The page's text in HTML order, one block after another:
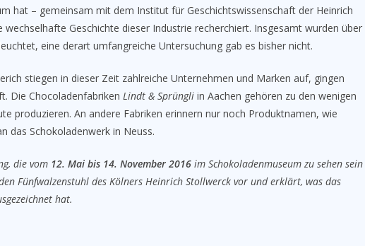
hat – gemeinsam mit dem Institut für Geschichtswissenschaft der Heinrich
Geschichte dieser Industrie recherchiert. Insgesamt wurden über
eine derart umfangreiche Untersuchung gab es bisher nicht.
stiegen in dieser Zeit zahlreiche Unternehmen und Marken auf, gingen
Die Chocoladenfabriken Lindt & Sprüngli in Aachen gehören zu den wenigen
produzieren. An andere Fabriken erinnern nur noch Produktnamen, wie
das Schokoladenwerk in Neuss.
die vom 12. Mai bis 14. November 2016 im Schokoladenmuseum zu sehen sein
Fünfwalzenstuhl des Kölners Heinrich Stollwerck vor und erklärt, was das
hat.